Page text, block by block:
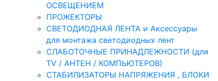
ОСВЕЩЕНИЕМ
ПРОЖЕКТОРЫ
СВЕТОДИОДНАЯ ЛЕНТА и Аксессуары
для монтажа светодиодных лент
СЛАБОТОЧНЫЕ ПРИНАДЛЕЖНОСТИ (для
TV / АНТЕН / КОМПЬЮТЕРОВ)
СТАБИЛИЗАТОРЫ НАПРЯЖЕНИЯ , БЛОКИ